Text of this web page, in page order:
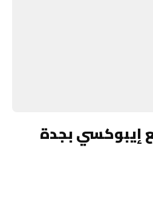
إيبوكسي بجدة